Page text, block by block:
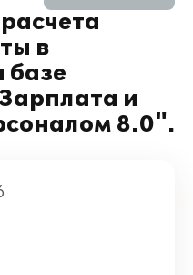
в
базе
и
8.0".